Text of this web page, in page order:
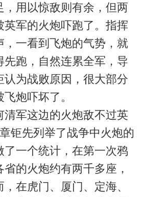
，用以惊敌则有余，但两
英军的火炮吓跑了。指挥
，一看到飞炮的气势，就
先跑，自然连累全军，导
认为战败原因，很大部分
炮吓坏了。
军这边的火炮敌不过英
钜先列举了战争中火炮的
了一个统计，在第一次鸦
省的火炮约有两千多座，
在虎门、厦门、定海、